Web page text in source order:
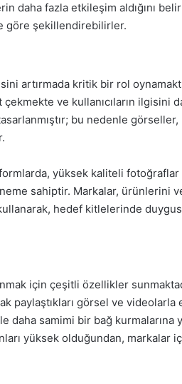
daha fazla etkileşim aldığını
göre şekillendirebilirler.
artırmada kritik bir rol
ve kullanıcıların ilgisini
bu nedenle görseller,
yüksek kaliteli
sahiptir. Markalar, ürünlerini
hedef kitlelerinde
için çeşitli özellikler
paylaştıkları görsel ve videolarla
daha samimi bir bağ kurmalarına
yüksek olduğundan, markalar